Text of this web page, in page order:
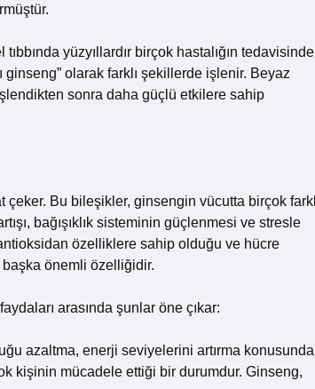
yüzyıllardır birçok hastalığın tedavisinde
ginseng” olarak farklı şekillerde işlenir. Beyaz
sonra daha güçlü etkilere sahip
Bu bileşikler, ginsengin vücutta birçok
bağışıklık sisteminin güçlenmesi ve stresle
özelliklere sahip olduğu ve hücre
önemli özelliğidir.
arasında şunlar öne çıkar:
azaltma, enerji seviyelerini artırma konusunda
kişinin mücadele ettiği bir durumdur. Ginseng,